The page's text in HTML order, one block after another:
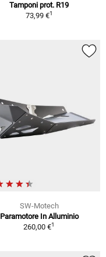
Tamponi prot. R19
73,99 €1
SW-Motech
Paramotore In Alluminio
260,00 €1